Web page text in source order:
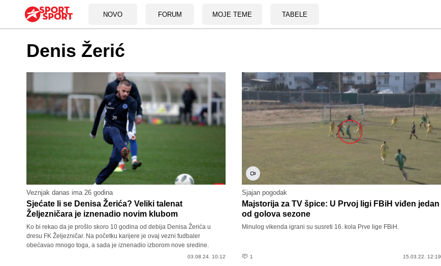
NOVO FORUM MOJE TEME TABELE
Denis Žerić
Veznjak danas ima 26 godina
Sjećate li se Denisa Žerića? Veliki talenat
Željezničara je iznenadio novim klubom
Ko bi rekao da je prošlo skoro 10 godina od debija Denisa Žerića u
dresu FK Željezničar. Na početku karijere je ovaj vezni fudbaler
obećavao mnogo toga, a sada je iznenadio izborom nove sredine.
03.08.24. 10:12
Sjajan pogodak
Majstorija za TV špice: U Prvoj ligi FBiH viđen jedan
od golova sezone
Minulog vikenda igrani su susreti 16. kola Prve lige FBiH.
1 15.03.22. 12:19